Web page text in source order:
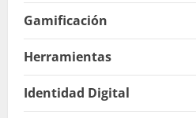
Gamificación
Herramientas
Identidad Digital